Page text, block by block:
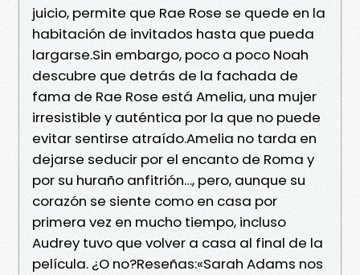
juicio, permite que Rae Rose se quede en la
habitación de invitados hasta que pueda
largarse.Sin embargo, poco a poco Noah
descubre que detrás de la fachada de
fama de Rae Rose está Amelia, una mujer
irresistible y auténtica por la que no puede
evitar sentirse atraído.Amelia no tarda en
dejarse seducir por el encanto de Roma y
por su huraño anfitrión…, pero, aunque su
corazón se siente como en casa por
primera vez en mucho tiempo, incluso
Audrey tuvo que volver a casa al final de la
película. ¿O no?Reseñas:«Sarah Adams nos